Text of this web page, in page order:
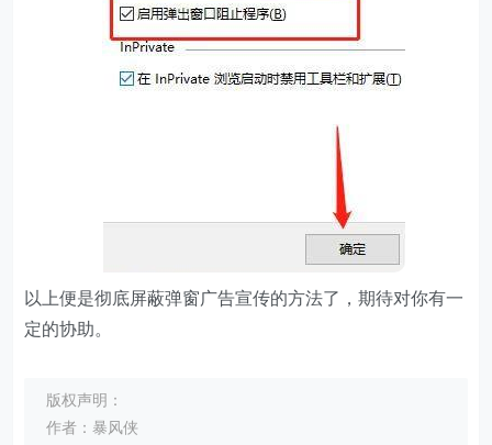
以上便是彻底屏蔽弹窗广告宣传的方法了，期待对你有一
定的协助。
版权声明：
作者：暴风侠